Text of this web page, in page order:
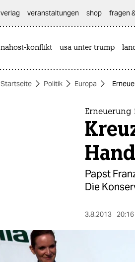
themen
nord
verlag
veranstaltungen shop fragen
nahost-konflikt usa unter trump
Startseite Politik Europa
Erneuerung
Hand
Papst
Die
3.8.2013